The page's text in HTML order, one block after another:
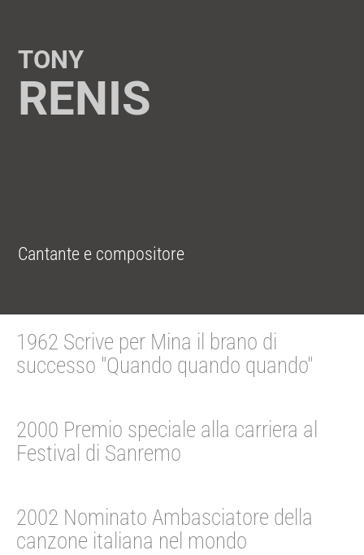
TONY
RENIS
Cantante e compositore
1962 Scrive per Mina il brano di
successo "Quando quando quando"
2000 Premio speciale alla carriera al
Festival di Sanremo
2002 Nominato Ambasciatore della
canzone italiana nel mondo